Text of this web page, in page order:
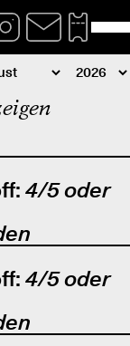
4/5 oder
4/5 oder